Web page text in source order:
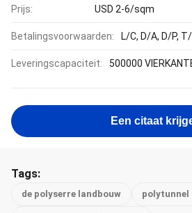
Prijs: USD 2-6/sqm
Betalingsvoorwaarden: L/C, D/A, D/P,
Leveringscapaciteit: 500000
Een citaat
Tags:
de polyserre landbouw